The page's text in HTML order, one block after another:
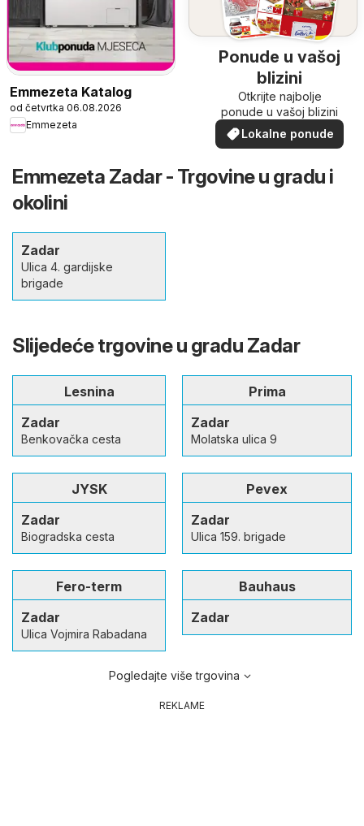
Emmezeta Katalog
od četvrtka 06.08.2026
Emmezeta
Ponude u vašoj
blizini
Otkrijte najbolje
ponude u vašoj blizini
Lokalne ponude
Emmezeta Zadar - Trgovine u gradu i
okolini
Zadar
Ulica 4. gardijske
brigade
Slijedeće trgovine u gradu Zadar
Lesnina
Zadar
Benkovačka cesta
Prima
Zadar
Molatska ulica 9
JYSK
Zadar
Biogradska cesta
Pevex
Zadar
Ulica 159. brigade
Fero-term
Zadar
Ulica Vojmira Rabadana
Bauhaus
Zadar
Pogledajte više trgovina
REKLAME